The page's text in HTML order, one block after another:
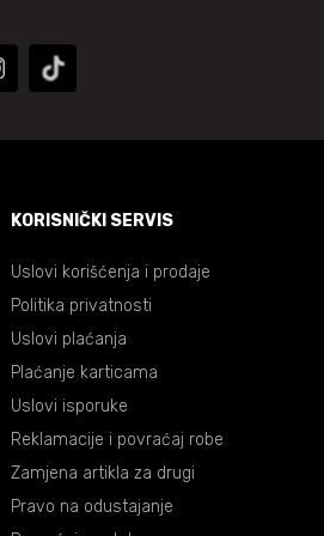
KORISNIČKI SERVIS
Uslovi korišćenja i prodaje
Politika privatnosti
Uslovi plaćanja
Plaćanje karticama
Uslovi isporuke
Reklamacije i povraćaj robe
Zamjena artikla za drugi
Pravo na odustajanje